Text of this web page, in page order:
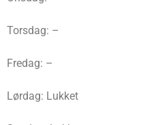
Torsdag: –
Fredag: –
Lørdag: Lukket